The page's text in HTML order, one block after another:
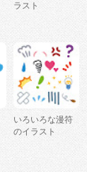
ラスト
いろいろな漫符
のイラスト